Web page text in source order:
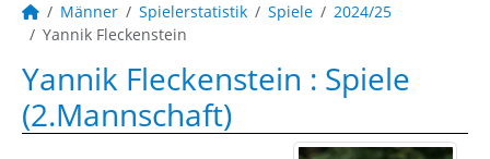
Männer Spielerstatistik Spiele
2024/25
Yannik Fleckenstein
Yannik Fleckenstein : Spiele
(2.Mannschaft)